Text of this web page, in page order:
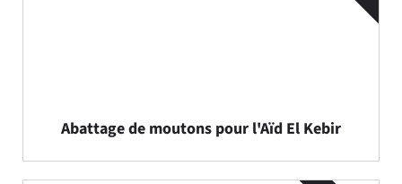
Abattage de moutons pour l'Aïd El Kebir